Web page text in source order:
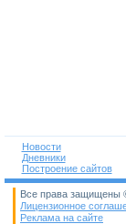
Новости
Дневники
Построение сайтов
Все права защищены
Лицензионное
Реклама на сайте